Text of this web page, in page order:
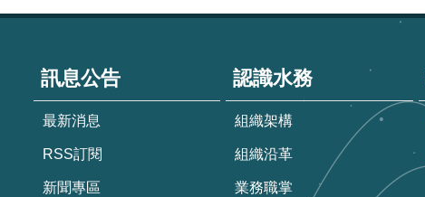
訊息公告
最新消息
RSS訂閱
新聞專區
認識水務
組織架構
組織沿革
業務職掌